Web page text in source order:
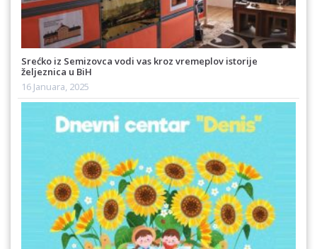
Srećko iz Semizovca vodi vas kroz vremeplov istorije
željeznica u BiH
16 Januara, 2025